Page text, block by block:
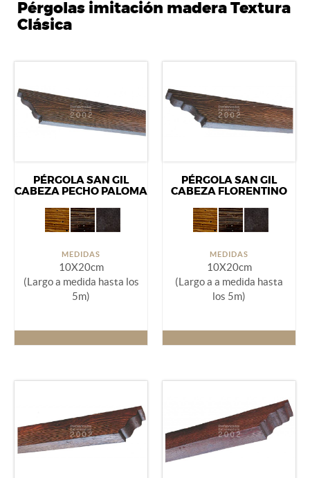
Pérgolas imitación madera Textura
Clásica
PÉRGOLA SAN GIL
CABEZA PECHO PALOMA
MEDIDAS
10X20cm
(Largo a medida hasta los
5m)
PÉRGOLA SAN GIL
CABEZA FLORENTINO
MEDIDAS
10X20cm
(Largo a a medida hasta
los 5m)